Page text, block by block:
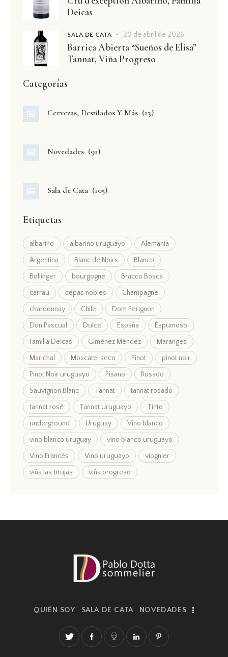
Deicas
SALA DE CATA 20 de abril de 2026
Barrica Abierta “Sueños de Elisa”
Tannat, Viña Progreso
Categorías
Cervezas, Destilados Y Más (13)
Novedades (91)
Sala de Cata (105)
Etiquetas
albariño albariño uruguayo
Alemania
Argentina
Blanc de Noirs
Blanco
Bollinger
bourgogne
Bracco Bosca
carrau
cepas nobles
Champagne
chardonnay
Chile
Dom Perignon
Don Pascual
Dulce España
Espumoso
Familia Deicas
Giménez Méndez
Maranges
Marichal
Moscatel seco Pinot
pinot noir
Pinot Noir uruguayo
Pisano
Rosado
Sauvignon Blanc
Tannat
tannat rosado
tannat rosé
Tannat Uruguayo
Tinto
underground
Uruguay
Vino blanco
vino blanco uruguay
vino blanco uruguayo
Vino Francés
Vino uruguayo
viognier
viña las brujas
viña progreso
QUIÉN SOY SALA DE CATA NOVEDADES